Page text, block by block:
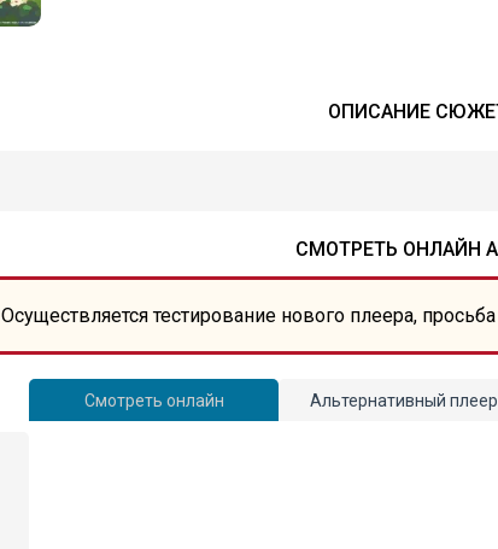
ОПИСАНИЕ
СМОТРЕТЬ ОНЛАЙН
Осуществляется тестирование нового плеера,
Смотреть онлайн Альтернативный плеер